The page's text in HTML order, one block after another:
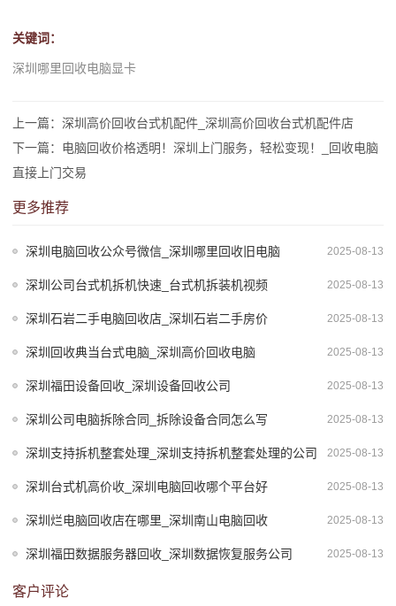
关键词：
深圳哪里回收电脑显卡
上一篇：深圳高价回收台式机配件_深圳高价回收台式机配件店
下一篇：电脑回收价格透明！深圳上门服务，轻松变现！_回收电脑
直接上门交易
更多推荐
2025-08-13
深圳电脑回收公众号微信_深圳哪里回收旧电脑
2025-08-13
深圳公司台式机拆机快速_台式机拆装机视频
2025-08-13
深圳石岩二手电脑回收店_深圳石岩二手房价
2025-08-13
深圳回收典当台式电脑_深圳高价回收电脑
2025-08-13
深圳福田设备回收_深圳设备回收公司
2025-08-13
深圳公司电脑拆除合同_拆除设备合同怎么写
2025-08-13
深圳支持拆机整套处理_深圳支持拆机整套处理的公司
2025-08-13
深圳台式机高价收_深圳电脑回收哪个平台好
2025-08-13
深圳烂电脑回收店在哪里_深圳南山电脑回收
2025-08-13
深圳福田数据服务器回收_深圳数据恢复服务公司
客户评论